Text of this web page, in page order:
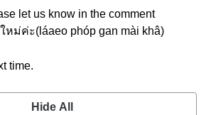
let us know in the comment
ม่ค่ะ(láaeo phóp gan mài khâ)
time.
Hide All